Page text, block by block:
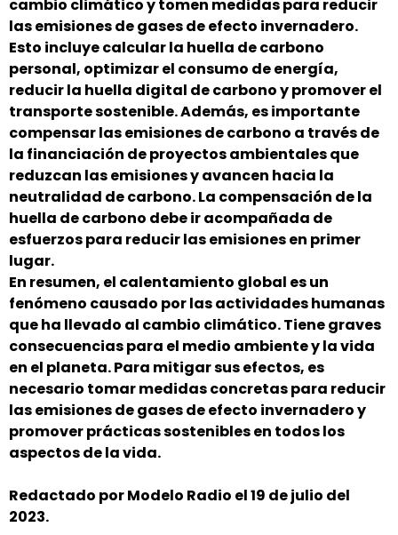
cambio climático y tomen medidas para reducir
las emisiones de gases de efecto invernadero.
Esto incluye calcular la huella de carbono
personal, optimizar el consumo de energía,
reducir la huella digital de carbono y promover el
transporte sostenible. Además, es importante
compensar las emisiones de carbono a través de
la financiación de proyectos ambientales que
reduzcan las emisiones y avancen hacia la
neutralidad de carbono. La compensación de la
huella de carbono debe ir acompañada de
esfuerzos para reducir las emisiones en primer
lugar.
En resumen, el calentamiento global es un
fenómeno causado por las actividades humanas
que ha llevado al cambio climático. Tiene graves
consecuencias para el medio ambiente y la vida
en el planeta. Para mitigar sus efectos, es
necesario tomar medidas concretas para reducir
las emisiones de gases de efecto invernadero y
promover prácticas sostenibles en todos los
aspectos de la vida.
Redactado por Modelo Radio el 19 de julio del
2023.